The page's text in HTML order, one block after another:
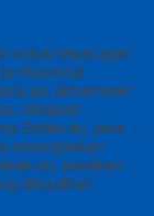
solusi tepat agar
jas almamater
tahapan
Selain itu, jasa
menciptakan
itu, pastikan
dihasilkan